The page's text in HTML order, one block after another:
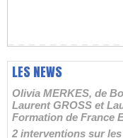
LES NEWS
Olivia MERKES, de
Laurent GROSS et
Formation de France
2 interventions sur